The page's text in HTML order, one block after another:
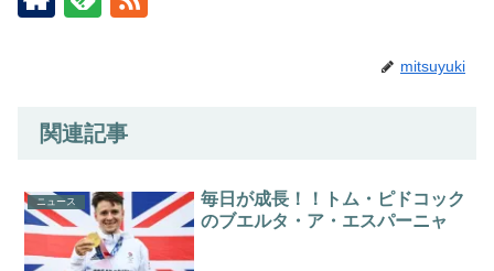
mitsuyuki
関連記事
ニュース
毎日が成長！！トム・ピドコック
のブエルタ・ア・エスパーニャ